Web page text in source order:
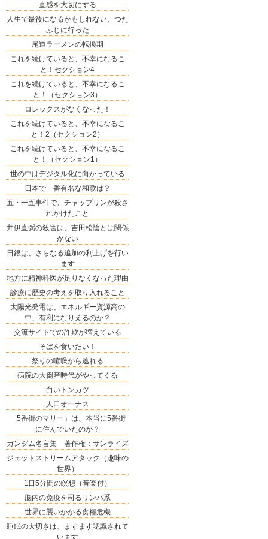
直感を大切にする
人生で最後になるかもしれない、つた
ふじに行った
尾道ラーメンの転換期
これを続けていると、不幸になるこ
と！セクション4
これを続けていると、不幸になるこ
と！（セクション3）
ロレックスがなくなった！
これを続けていると、不幸になるこ
と！2（セクション2）
これを続けていると、不幸になるこ
と！（セクション1）
世の中はデジタル化に向かっている
日本で一番有名な和歌は？
五・一五事件で、チャップリンが殺さ
れかけたこと
井伊直弼の殺害は、吉田松陰とは関係
がない
日銀は、さらなる追加の利上げを行い
ます
地方に精神科医が足りなくなった理由
診療に歴史の考えを取り入れること
太陽光発電は、エネルギー資源高の
中、有利になりえるのか？
交流サイトでの詐欺が増えている
そばを食いたい！
祭りの喧噪から逃れる
病院の大倒産時代がやってくる
白いトンカツ
人口オーナス
「5番街のマリー」は、本当に5番街
に住んでいたのか？
ガンダム名言集 著作権：サンライズ
ジェットストリームアタック（趣味の
世界）
1日5分間の瞑想（音楽付）
脳内の免疫を司るリンパ系
世界に襲いかかる食糧危機
睡眠の大切さは、ますます認識されて
います